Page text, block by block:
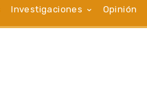
Investigaciones Opinión